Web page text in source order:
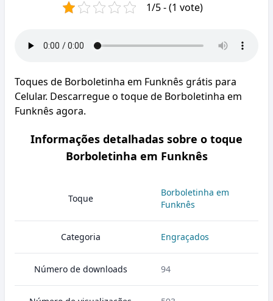
1/5 - (1 vote)
Toques de Borboletinha em Funknês grátis para
Celular. Descarregue o toque de Borboletinha em
Funknês agora.
Informações detalhadas sobre o toque
Borboletinha em Funknês
Toque
Borboletinha em
Funknês
Categoria Engraçados
Número de downloads 94